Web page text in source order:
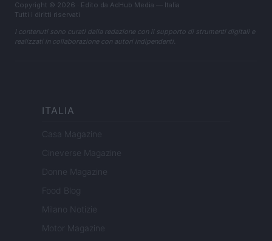
Copyright © 2026 · Edito da AdHub Media — Italia
Tutti i diritti riservati
I contenuti sono curati dalla redazione con il supporto di strumenti digitali e
realizzati in collaborazione con autori indipendenti.
ITALIA
Casa Magazine
Cineverse Magazine
Donne Magazine
Food Blog
Milano Notizie
Motor Magazine